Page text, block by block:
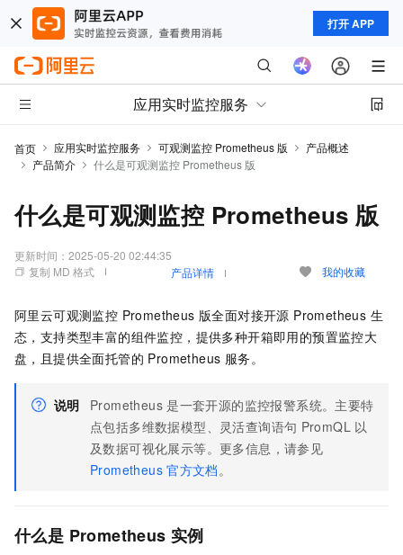
打开 APP
应用实时监控服务
首页 应用实时监控服务 可观测监控 Prometheus 版
产品概述
产品简介
什么是可观测监控 Prometheus 版
什么是可观测监控 Prometheus 版
更新时间： 2025-05-20 02:44:35
复制 MD 格式
产品详情 我的收藏
阿里云可观测监控 Prometheus 版全面对接开源 Prometheus 生
态，支持类型丰富的组件监控，提供多种开箱即用的预置监控大
盘，且提供全面托管的 Prometheus 服务。
说明 Prometheus 是一套开源的监控报警系统。主要特
点包括多维数据模型、灵活查询语句 PromQL 以
及数据可视化展示等。更多信息，请参见
Prometheus 官方文档。
什么是 Prometheus 实例